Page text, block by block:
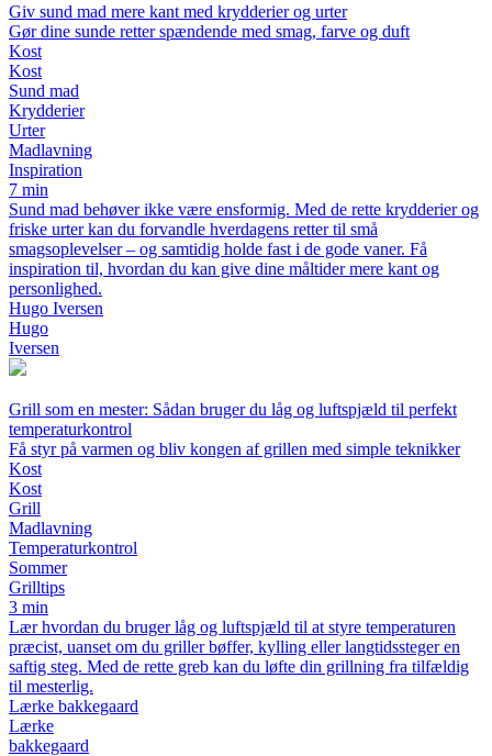
Giv sund mad mere kant med krydderier og urter
Gør dine sunde retter spændende med smag, farve og duft
Kost
Kost
Sund mad
Krydderier
Urter
Madlavning
Inspiration
7 min
Sund mad behøver ikke være ensformig. Med de rette krydderier og
friske urter kan du forvandle hverdagens retter til små
smagsoplevelser – og samtidig holde fast i de gode vaner. Få
inspiration til, hvordan du kan give dine måltider mere kant og
personlighed.
Hugo Iversen
Hugo
Iversen
Grill som en mester: Sådan bruger du låg og luftspjæld til perfekt
temperaturkontrol
Få styr på varmen og bliv kongen af grillen med simple teknikker
Kost
Kost
Grill
Madlavning
Temperaturkontrol
Sommer
Grilltips
3 min
Lær hvordan du bruger låg og luftspjæld til at styre temperaturen
præcist, uanset om du griller bøffer, kylling eller langtidssteger en
saftig steg. Med de rette greb kan du løfte din grillning fra tilfældig
til mesterlig.
Lærke bakkegaard
Lærke
bakkegaard